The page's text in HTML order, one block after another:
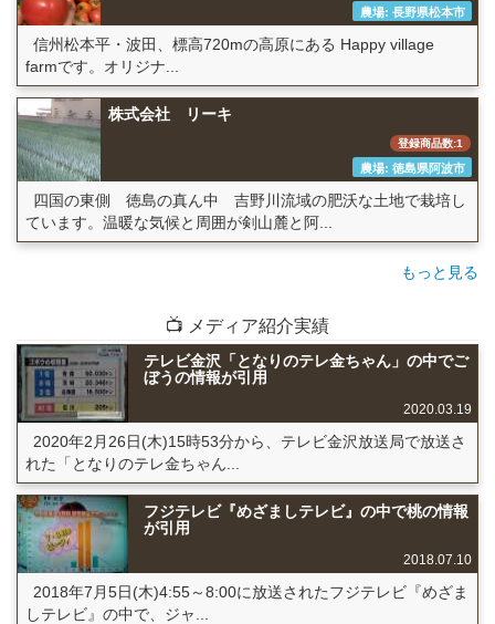
農場: 長野県松本市
信州松本平・波田、標高720mの高原にある Happy village
farmです。オリジナ...
株式会社 リーキ
登録商品数:1
農場: 徳島県阿波市
四国の東側 徳島の真ん中 吉野川流域の肥沃な土地で栽培し
ています。温暖な気候と周囲が剣山麓と阿...
もっと見る
📺 メディア紹介実績
テレビ金沢「となりのテレ金ちゃん」の中でご
ぼうの情報が引用
2020.03.19
2020年2月26日(木)15時53分から、テレビ金沢放送局で放送さ
れた「となりのテレ金ちゃん...
フジテレビ『めざましテレビ』の中で桃の情報
が引用
2018.07.10
2018年7月5日(木)4:55～8:00に放送されたフジテレビ『めざま
しテレビ』の中で、ジャ...